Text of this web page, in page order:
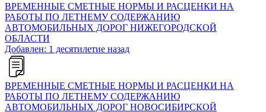
ВРЕМЕННЫЕ СМЕТНЫЕ НОРМЫ И РАСЦЕНКИ НА
РАБОТЫ ПО ЛЕТНЕМУ СОДЕРЖАНИЮ
АВТОМОБИЛЬНЫХ ДОРОГ НИЖЕГОРОДСКОЙ
ОБЛАСТИ
Добавлен: 1 десятилетие назад
ВРЕМЕННЫЕ СМЕТНЫЕ НОРМЫ И РАСЦЕНКИ НА
РАБОТЫ ПО ЛЕТНЕМУ СОДЕРЖАНИЮ
АВТОМОБИЛЬНЫХ ДОРОГ НОВОСИБИРСКОЙ